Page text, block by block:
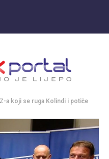
a koji se ruga Kolindi i potiče